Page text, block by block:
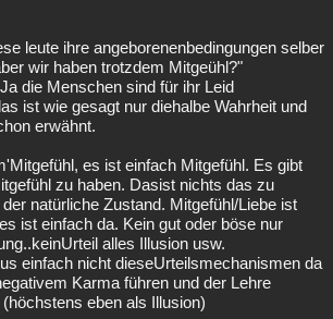
leute ihre angeborenenbedingungen selber
wir haben trotzdem Mitgeühl?"
die Menschen sind für ihr Leid
ist wie gesagt nur diehalbe Wahrheit und
erwähnt.
es ist einfach Mitgefühl. Es gibt
zu haben. Dasist nichts das zu
natürliche Zustand. Mitgefühl/Liebe ist
ist einfach da. Kein gut oder böse nur
alles Illusion usw.
einfach nicht dieseUrteilsmechanismen da
Karma führen und der Lehre
eben als Illusion)